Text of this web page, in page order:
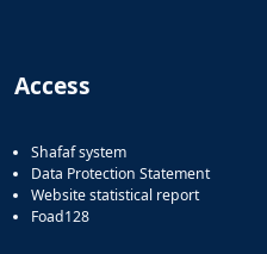
Access
Shafaf system
Data Protection Statement
Website statistical report
Foad128